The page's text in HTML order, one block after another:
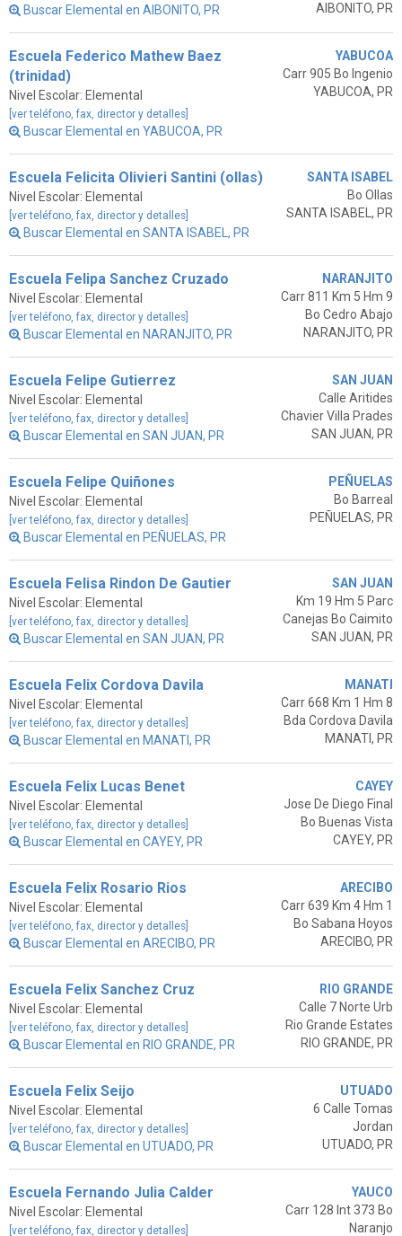
Buscar Elemental en AIBONITO, PR
AIBONITO, PR
Escuela Federico Mathew Baez
(trinidad)
Nivel Escolar: Elemental
[ver teléfono, fax, director y detalles]
Buscar Elemental en YABUCOA, PR
YABUCOA
Carr 905 Bo Ingenio
YABUCOA, PR
Escuela Felicita Olivieri Santini (ollas)
Nivel Escolar: Elemental
[ver teléfono, fax, director y detalles]
Buscar Elemental en SANTA ISABEL, PR
SANTA ISABEL
Bo Ollas
SANTA ISABEL, PR
Escuela Felipa Sanchez Cruzado
Nivel Escolar: Elemental
[ver teléfono, fax, director y detalles]
Buscar Elemental en NARANJITO, PR
NARANJITO
Carr 811 Km 5 Hm 9
Bo Cedro Abajo
NARANJITO, PR
Escuela Felipe Gutierrez
Nivel Escolar: Elemental
[ver teléfono, fax, director y detalles]
Buscar Elemental en SAN JUAN, PR
SAN JUAN
Calle Aritides
Chavier Villa Prades
SAN JUAN, PR
Escuela Felipe Quiñones
Nivel Escolar: Elemental
[ver teléfono, fax, director y detalles]
Buscar Elemental en PEÑUELAS, PR
PEÑUELAS
Bo Barreal
PEÑUELAS, PR
Escuela Felisa Rindon De Gautier
Nivel Escolar: Elemental
[ver teléfono, fax, director y detalles]
Buscar Elemental en SAN JUAN, PR
SAN JUAN
Km 19 Hm 5 Parc
Canejas Bo Caimito
SAN JUAN, PR
Escuela Felix Cordova Davila
Nivel Escolar: Elemental
[ver teléfono, fax, director y detalles]
Buscar Elemental en MANATI, PR
MANATI
Carr 668 Km 1 Hm 8
Bda Cordova Davila
MANATI, PR
Escuela Felix Lucas Benet
Nivel Escolar: Elemental
[ver teléfono, fax, director y detalles]
Buscar Elemental en CAYEY, PR
CAYEY
Jose De Diego Final
Bo Buenas Vista
CAYEY, PR
Escuela Felix Rosario Rios
Nivel Escolar: Elemental
[ver teléfono, fax, director y detalles]
Buscar Elemental en ARECIBO, PR
ARECIBO
Carr 639 Km 4 Hm 1
Bo Sabana Hoyos
ARECIBO, PR
Escuela Felix Sanchez Cruz
Nivel Escolar: Elemental
[ver teléfono, fax, director y detalles]
Buscar Elemental en RIO GRANDE, PR
RIO GRANDE
Calle 7 Norte Urb
Rio Grande Estates
RIO GRANDE, PR
Escuela Felix Seijo
Nivel Escolar: Elemental
[ver teléfono, fax, director y detalles]
Buscar Elemental en UTUADO, PR
UTUADO
6 Calle Tomas
Jordan
UTUADO, PR
Escuela Fernando Julia Calder
Nivel Escolar: Elemental
[ver teléfono, fax, director y detalles]
YAUCO
Carr 128 Int 373 Bo
Naranjo